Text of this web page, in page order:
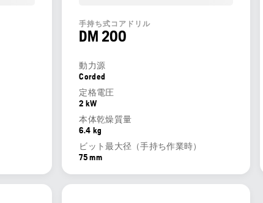
手持ち式コアドリル
DM 200
動力源
Corded
定格電圧
2 kW
本体乾燥質量
6.4 kg
ビット最大径（手持ち作業時）
75 mm